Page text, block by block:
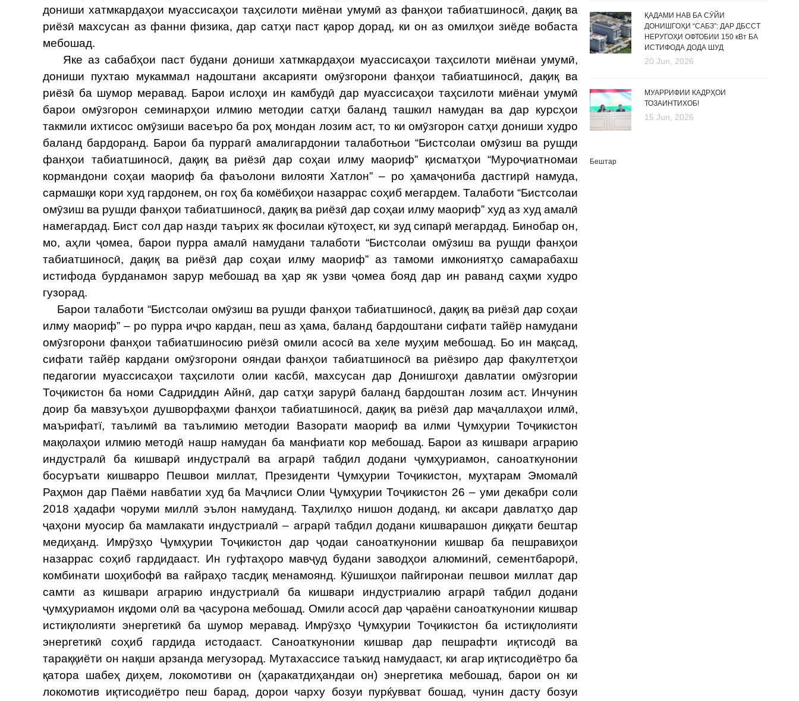
дониши хатмкардаҳои муассисаҳои таҳсилоти миёнаи умумӣ аз фанҳои табиатшиносӣ, дақиқ ва
риёзӣ махсусан аз фанни физика, дар сатҳи паст қарор дорад, ки он аз омилҳои зиёде вобаста
мебошад.
Яке аз сабабҳои паст будани дониши хатмкардаҳои муассисаҳои таҳсилоти миёнаи умумӣ,
дониши пухтаю мукаммал надоштани аксарияти омӯзгорони фанҳои табиатшиносӣ, дақиқ ва
риёзӣ ба шумор меравад. Барои ислоҳи ин камбудӣ дар муассисаҳои таҳсилоти миёнаи умумӣ
барои омӯзгорон семинарҳои илмию методии сатҳи баланд ташкил намудан ва дар курсҳои
такмили ихтисос омӯзиши васеъро ба роҳ мондан лозим аст, то ки омӯзгорон сатҳи дониши худро
баланд бардоранд. Барои ба пуррагӣ амалигардонии талаботњои “Бистсолаи омӯзиш ва рушди
фанҳои табиатшиносӣ, дақиқ ва риёзӣ дар соҳаи илму маориф” қисматҳои “Муроҷиатномаи
кормандони соҳаи маориф ба фаъолони вилояти Хатлон” – ро ҳамаҷониба дастгирӣ намуда,
сармашқи кори худ гардонем, он гоҳ ба комёбиҳои назаррас соҳиб мегардем. Талаботи “Бистсолаи
омӯзиш ва рушди фанҳои табиатшиносӣ, дақиқ ва риёзӣ дар соҳаи илму маориф” худ аз худ амалӣ
намегардад. Бист сол дар назди таърих як фосилаи кӯтоҳест, ки зуд сипарӣ мегардад. Бинобар он,
мо, аҳли ҷомеа, барои пурра амалӣ намудани талаботи “Бистсолаи омӯзиш ва рушди фанҳои
табиатшиносӣ, дақиқ ва риёзӣ дар соҳаи илму маориф” аз тамоми имкониятҳо самарабахш
истифода бурданамон зарур мебошад ва ҳар як узви ҷомеа бояд дар ин раванд саҳми худро
гузорад.
Барои талаботи “Бистсолаи омӯзиш ва рушди фанҳои табиатшиносӣ, дақиқ ва риёзӣ дар соҳаи
илму маориф” – ро пурра иҷро кардан, пеш аз ҳама, баланд бардоштани сифати тайёр намудани
омӯзгорони фанҳои табиатшиносию риёзӣ омили асосӣ ва хеле муҳим мебошад. Бо ин мақсад,
сифати тайёр кардани омӯзгорони ояндаи фанҳои табиатшиносӣ ва риёзиро дар факултетҳои
педагогии муассисаҳои таҳсилоти олии касбӣ, махсусан дар Донишгоҳи давлатии омӯзгории
Тоҷикистон ба номи Садриддин Айнӣ, дар сатҳи зарурӣ баланд бардоштан лозим аст. Инчунин
доир ба мавзуъҳои душворфаҳми фанҳои табиатшиносӣ, дақиқ ва риёзӣ дар маҷаллаҳои илмӣ,
маърифатї, таълимӣ ва таълимию методии Вазорати маориф ва илми Ҷумҳурии Тоҷикистон
мақолаҳои илмию методӣ нашр намудан ба манфиати кор мебошад. Барои аз кишвари аграрию
индустралӣ ба кишварӣ индустралӣ ва аграрӣ табдил додани ҷумҳуриамон, саноаткунонии
босуръати кишварро Пешвои миллат, Президенти Ҷумҳурии Тоҷикистон, муҳтарам Эмомалӣ
Раҳмон дар Паёми навбатии худ ба Маҷлиси Олии Ҷумҳурии Тоҷикистон 26 – уми декабри соли
2018 ҳадафи чоруми миллӣ эълон намуданд. Таҳлилҳо нишон доданд, ки аксари давлатҳо дар
ҷаҳони муосир ба мамлакати индустриалӣ – аграрӣ табдил додани кишварашон диққати бештар
медиҳанд. Имрӯзҳо Ҷумҳурии Тоҷикистон дар ҷодаи саноаткунонии кишвар ба пешравиҳои
назаррас соҳиб гардидааст. Ин гуфтаҳоро мавҷуд будани заводҳои алюминий, сементбарорӣ,
комбинати шоҳибофӣ ва ғайраҳо тасдиқ менамоянд. Кӯшишҳои пайгиронаи пешвои миллат дар
самти аз кишвари аграрию индустриалӣ ба кишвари индустриалию аграрӣ табдил додани
ҷумҳуриамон иқдоми олӣ ва ҷасурона мебошад. Омили асосӣ дар ҷараёни саноаткунонии кишвар
истиқлолияти энергетикӣ ба шумор меравад. Имрӯзҳо Ҷумҳурии Тоҷикистон ба истиқлолияти
энергетикӣ соҳиб гардида истодааст. Саноаткунонии кишвар дар пешрафти иқтисодӣ ва
тараққиёти он нақши арзанда мегузорад. Мутахассисе таъкид намудааст, ки агар иқтисодиётро ба
қатора шабеҳ диҳем, локомотиви он (ҳаракатдиҳандаи он) энергетика мебошад, барои он ки
локомотив иқтисодиётро пеш барад, дорои чарху бозуи пурќувват бошад, чунин дасту бозуи
ҚАДАМИ НАВ БА СӮЙИ
ДОНИШГОҲИ “САБЗ”: ДАР ДБССТ
НЕРУГОҲИ ОФТОБИИ 150 кВт БА
ИСТИФОДА ДОДА ШУД
20 Jun, 2026
МУАРРИФИИ КАДРҲОИ
ТОЗАИНТИХОБ!
15 Jun, 2026
Бештар